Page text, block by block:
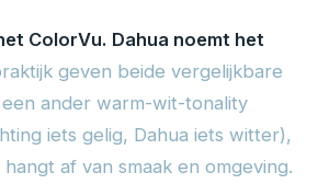
ColorVu. Dahua noemt het
geven beide vergelijkbare
ander warm-wit-tonality
iets gelig, Dahua iets witter),
af van smaak en omgeving.